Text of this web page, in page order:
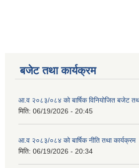
बजेट तथा कार्यक्रम
आ.व २०८३/०८४ को बार्षिक विनियोजित बजेट
मिति: 06/19/2026 - 20:45
आ.व २०८३/०८४ को बार्षिक नीति तथा कार्यक्रम
मिति: 06/19/2026 - 20:34